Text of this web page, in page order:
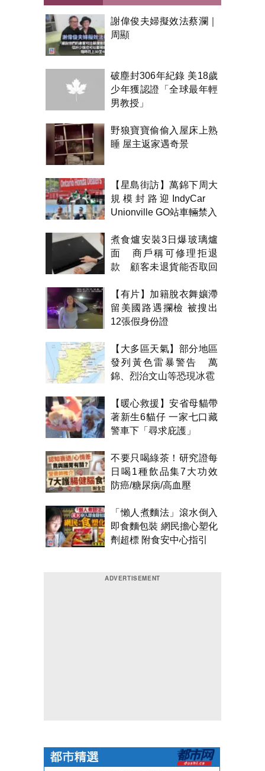
謝偉俊夫婦擬效法蔡瀾｜
周顯
破塵封306年紀錄 美18歲
少年獲認證「全球最年輕
男教授」
野狼寶寶偷偷入屋床上熟
睡 屋主返家遇奇景
【星島街訪】萬錦下周大
規模封路迎IndyCar
Unionville GO站車輛禁入
煮食爐安裝3日爆玻璃爐
面 商戶稱可修理拒退
款 顧客未退貨能否取回
【有片】加籍脫衣舞孃滯
留美國路遇攔檢 被搜出
12張假身份證
【大多區天氣】部分地區
發列黃色雷暴警告 萬
錦、烈治文山等恐現冰雹
【暖心救援】安省母貓帶
著新生6貓仔 一家七口藏
警車下「尋求庇護」
不要只喝綠茶！研究證每
日喝1種飲品集7大功效
防癌/糖尿病/高血壓
「懶人煮麵法」滾水倒入
即食麵包裝 網民擔心塑化
劑超標 附食安中心指引